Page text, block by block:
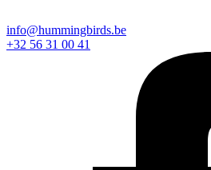
info@hummingbirds.be
+32 56 31 00 41